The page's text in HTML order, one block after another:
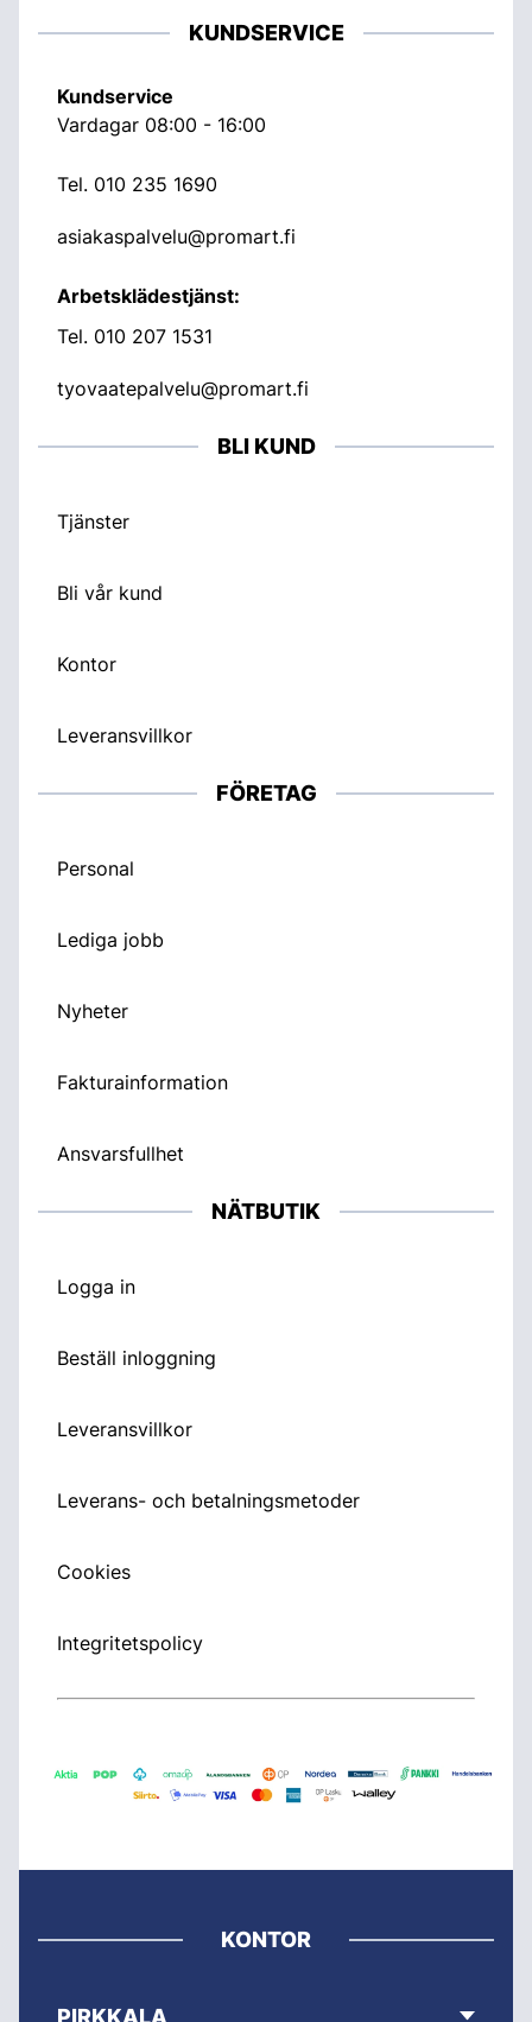
KUNDSERVICE
Kundservice
Vardagar 08:00 - 16:00
Tel. 010 235 1690
asiakaspalvelu@promart.fi
Arbetsklädestjänst:
Tel. 010 207 1531
tyovaatepalvelu@promart.fi
BLI KUND
Tjänster
Bli vår kund
Kontor
Leveransvillkor
FÖRETAG
Personal
Lediga jobb
Nyheter
Fakturainformation
Ansvarsfullhet
NÄTBUTIK
Logga in
Beställ inloggning
Leveransvillkor
Leverans- och betalningsmetoder
Cookies
Integritetspolicy
KONTOR
PIRKKALA